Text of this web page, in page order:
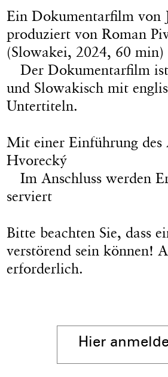
Ein Dokumentarfilm von
produziert von Roman
(Slowakei, 2024, 60 min)
Der Dokumentarfilm
und Slowakisch mit
Untertiteln.
Mit einer Einführung
Hvorecký
Im Anschluss werden
serviert
Bitte beachten Sie, dass
verstörend sein können!
erforderlich.
Hier